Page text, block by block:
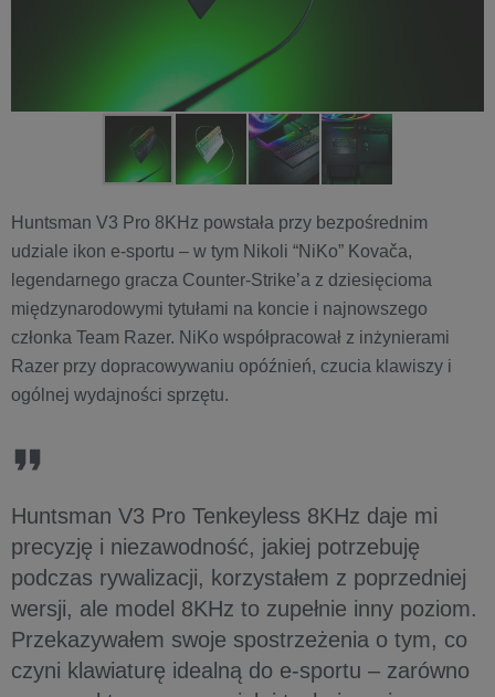
Huntsman V3 Pro 8KHz powstała przy bezpośrednim
udziale ikon e-sportu – w tym Nikoli “NiKo” Kovača,
legendarnego gracza Counter-Strike’a z dziesięcioma
międzynarodowymi tytułami na koncie i najnowszego
członka Team Razer. NiKo współpracował z inżynierami
Razer przy dopracowywaniu opóźnień, czucia klawiszy i
ogólnej wydajności sprzętu.
Huntsman V3 Pro Tenkeyless 8KHz daje mi
precyzję i niezawodność, jakiej potrzebuję
podczas rywalizacji, korzystałem z poprzedniej
wersji, ale model 8KHz to zupełnie inny poziom.
Przekazywałem swoje spostrzeżenia o tym, co
czyni klawiaturę idealną do e-sportu – zarówno